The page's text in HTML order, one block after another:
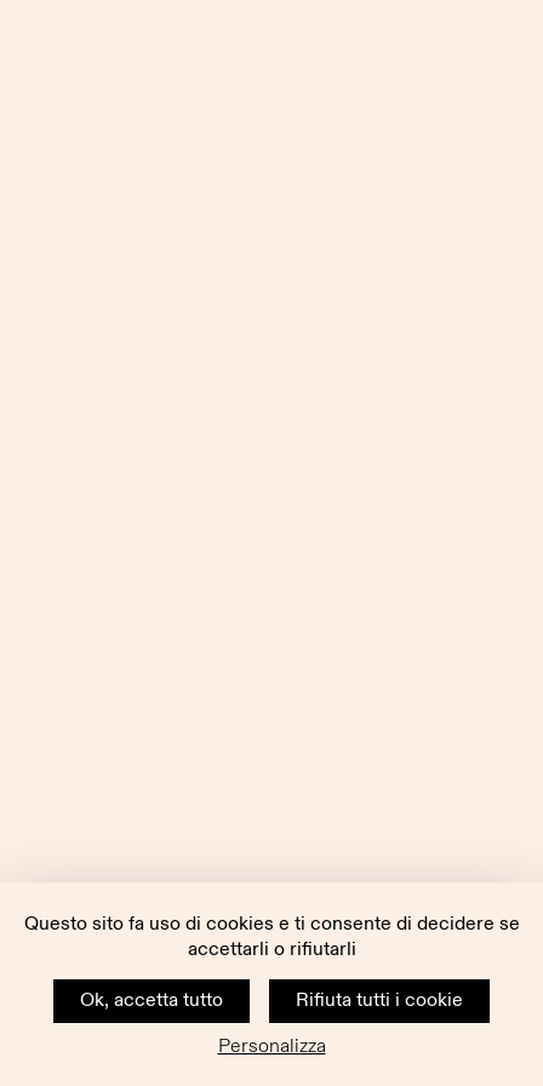
Questo sito fa uso di cookies e ti consente di decidere se
accettarli o rifiutarli
Ok, accetta tutto
Rifiuta tutti i cookie
Personalizza